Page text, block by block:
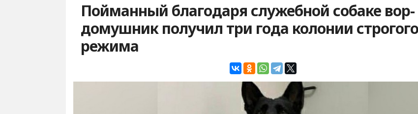
Пойманный благодаря служебной собаке вор-
домушник получил три года колонии строгого
режима